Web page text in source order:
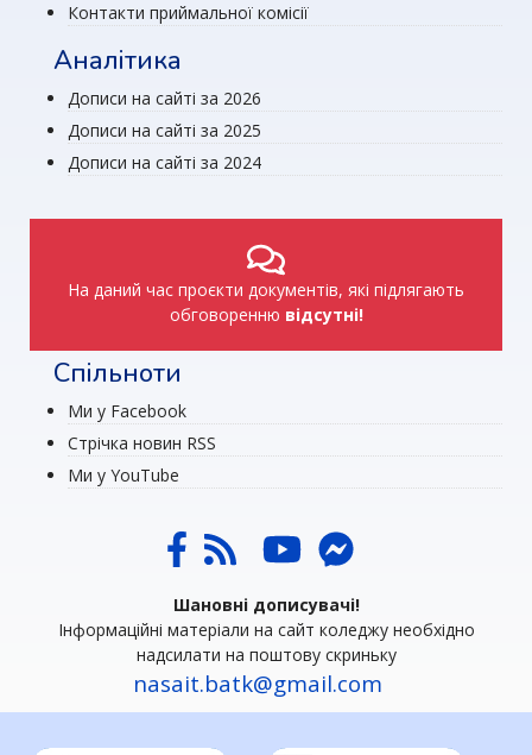
Контакти приймальної комісії
Аналітика
Дописи на сайті за 2026
Дописи на сайті за 2025
Дописи на сайті за 2024
На даний час проєкти документів, які підлягають
обговоренню відсутні!
Спільноти
Ми у Facebook
Стрічка новин RSS
Ми у YouTube
Шановні дописувачі!
Інформаційні матеріали на сайт коледжу необхідно
надсилати на поштову скриньку
nasait.batk@gmail.com